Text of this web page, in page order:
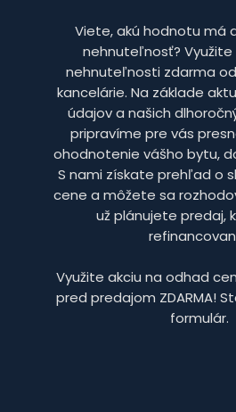
Viete, akú hodnotu má
nehnuteľnosť?
nehnuteľnosti zdarma
kancelárie. Na základe
údajov a našich
pripravíme pre vás
ohodnotenie vášho bytu,
S nami získate prehľad o
cene a môžete sa
už plánujete predaj,
Využite akciu na odhad
pred predajom ZDARMA!
formulár.